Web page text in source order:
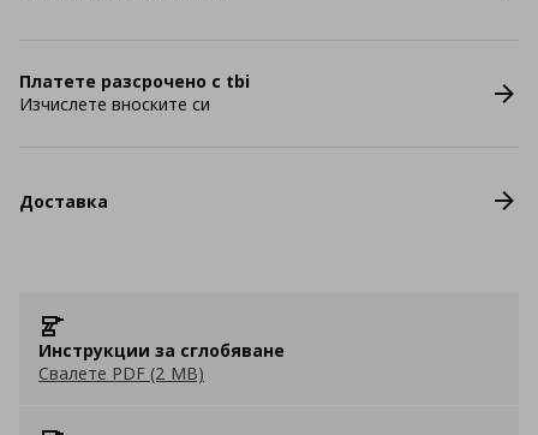
Платете разсрочено с tbi
Изчислете вноските си
Доставка
Инструкции за сглобяване
Свалете PDF (2 MB)